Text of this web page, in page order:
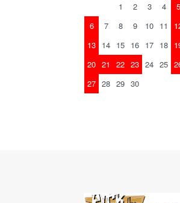
1
2 3 4
5
6
7 8 9 10 11
13 14 15 16 17 18
20 21 22 23 24 25
27 28 29 30